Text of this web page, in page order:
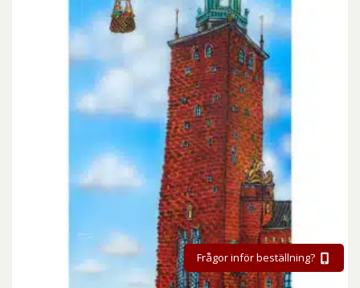
Frågor inför beställning?